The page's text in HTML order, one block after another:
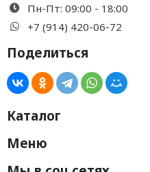
Пн-Пт: 09:00 - 18:00
+7 (914) 420-06-72
Поделиться
Каталог
Меню